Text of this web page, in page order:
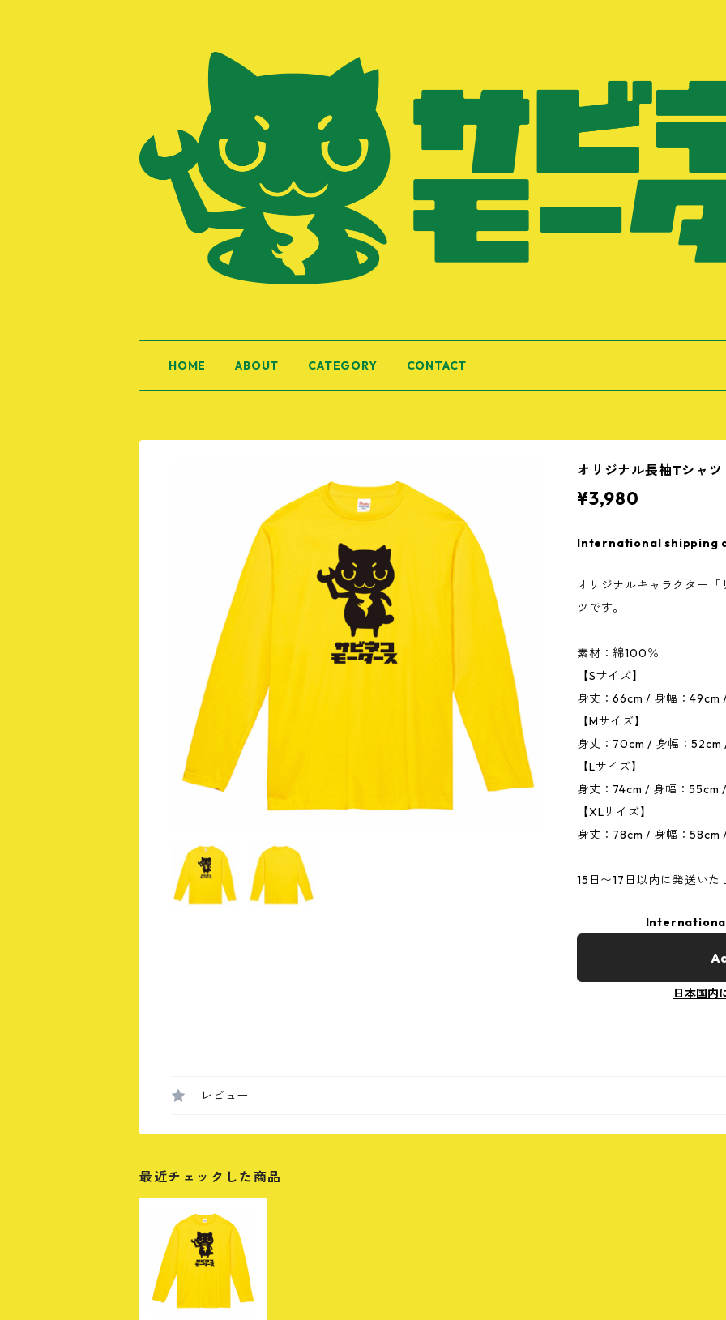
HOME ABOUT CATEGORY CONTACT
オリジナル長袖Tシャ
¥3,980
International shipping
オリジナルキャラクター
ツです。
素材：綿100％
【Sサイズ】
身丈：66cm / 身幅：
【Mサイズ】
身丈：70cm / 身幅：
【Lサイズ】
身丈：74cm / 身幅：
【XLサイズ】
身丈：78cm / 身幅：
15日〜17日以内に発送いた
日本国内
レビュー
最近チェックした商品